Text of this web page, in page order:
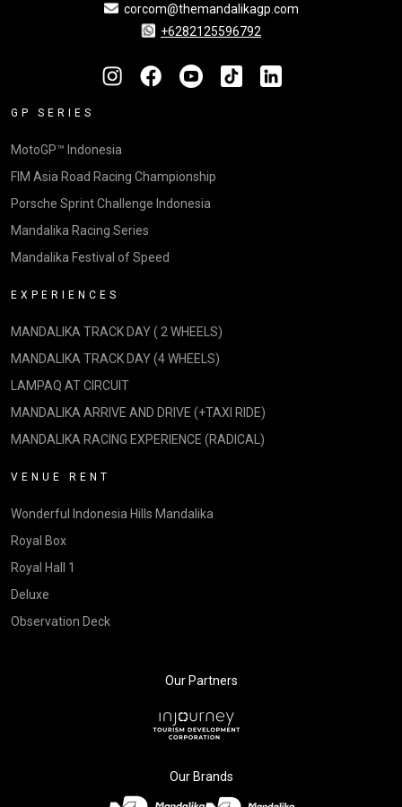
corcom@themandalikagp.com
+6282125596792
GP SERIES
MotoGP™ Indonesia
FIM Asia Road Racing Championship
Porsche Sprint Challenge Indonesia
Mandalika Racing Series
Mandalika Festival of Speed
EXPERIENCES
MANDALIKA TRACK DAY ( 2 WHEELS)
MANDALIKA TRACK DAY (4 WHEELS)
LAMPAQ AT CIRCUIT
MANDALIKA ARRIVE AND DRIVE (+TAXI RIDE)
MANDALIKA RACING EXPERIENCE (RADICAL)
VENUE RENT
Wonderful Indonesia Hills Mandalika
Royal Box
Royal Hall 1
Deluxe
Observation Deck
Our Partners
Our Brands